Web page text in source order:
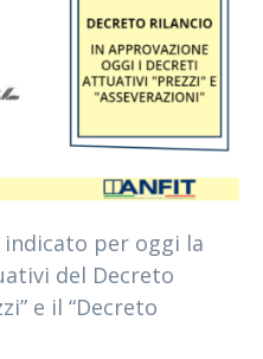
per oggi la
del Decreto
e il “Decreto